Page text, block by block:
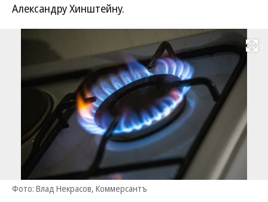
Александру Хинштейну.
Развернуть
Фото: Влад Некрасов, Коммерсантъ